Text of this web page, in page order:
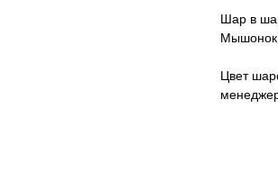
Шар в
Цвет